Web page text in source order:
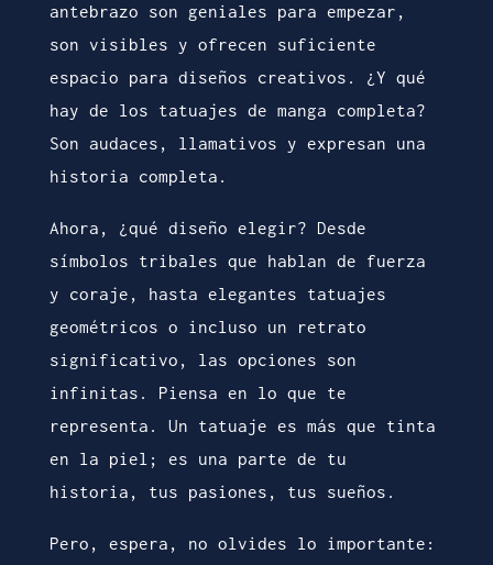
antebrazo son geniales para empezar,
son visibles y ofrecen suficiente
espacio para diseños creativos. ¿Y qué
hay de los tatuajes de manga completa?
Son audaces, llamativos y expresan una
historia completa.
Ahora, ¿qué diseño elegir? Desde
símbolos tribales que hablan de fuerza
y coraje, hasta elegantes tatuajes
geométricos o incluso un retrato
significativo, las opciones son
infinitas. Piensa en lo que te
representa. Un tatuaje es más que tinta
en la piel; es una parte de tu
historia, tus pasiones, tus sueños.
Pero, espera, no olvides lo importante: